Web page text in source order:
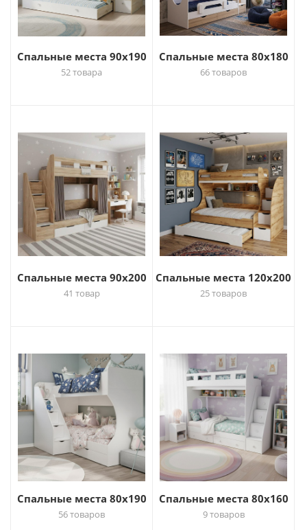
Спальные места 90х190
52 товара
Спальные места 80х180
66 товаров
Спальные места 90х200
41 товар
Спальные места 120х200
25 товаров
Спальные места 80х190
56 товаров
Спальные места 80х160
9 товаров